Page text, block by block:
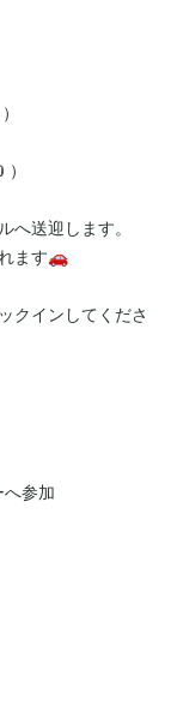
へ送迎します。
ます🚗
クインしてくださ
参加